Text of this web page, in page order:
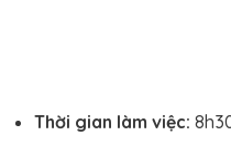
Thời gian làm việc: